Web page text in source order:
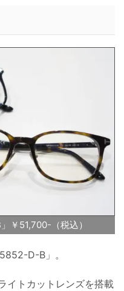
￥51,700-（税込）
D-B」。
イトカットレンズを搭載